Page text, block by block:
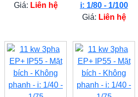
Giá: Liên hệ
i: 1/80 - 1/100
Giá: Liên hệ